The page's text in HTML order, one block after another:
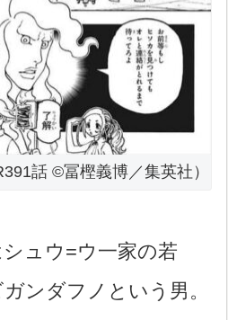
話 ©冨樫義博／集英社）
ュウ=ウ一家の若
ンダフノという男。